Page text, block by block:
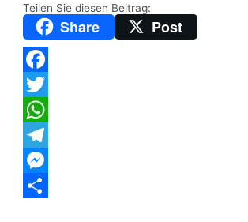
Luther
in
Worms
oder
Sag
mir,
wo
du
stehst!
Teilen Sie diesen Beitrag:
Share Post
Facebook
Twitter
WhatsApp
Telegram
Messenger